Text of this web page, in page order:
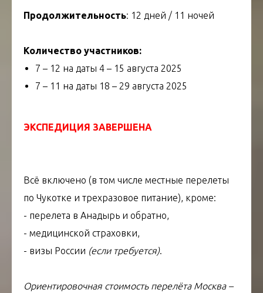
Продолжительность: 12 дней / 11 ночей
Количество участников:
7 – 12 на даты 4 – 15 августа 2025
7 – 11 на даты 18 – 29 августа 2025
ЭКСПЕДИЦИЯ ЗАВЕРШЕНА
Всё включено (в том числе местные перелеты
по Чукотке и трехразовое питание), кроме:
- перелета в Анадырь и обратно,
- медицинской страховки,
- визы России (если требуется).
Ориентировочная стоимость перелёта Москва –